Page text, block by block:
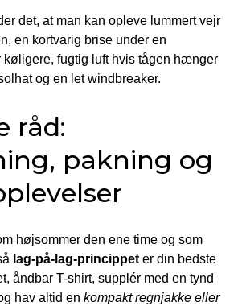
det, at man kan opleve lummert vejr
en kortvarig brise under en
fugtig luft hvis tågen hænger
og en let windbreaker.
råd:
pakning og
højsommer den ene time og som
lag-på-lag-princippet er din bedste
åndbar T-shirt, supplér med en tynd
hav altid en kompakt regnjakke eller